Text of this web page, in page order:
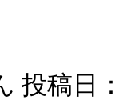
投稿日